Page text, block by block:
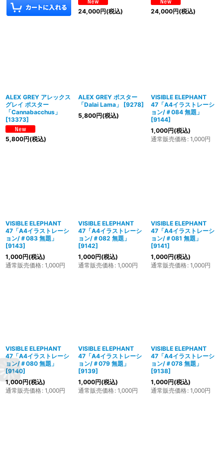
24,000円(税込) 24,000円(税込)
ALEX GREY アレックス
グレイ ポスター
「Cannabacchus」
[13373]
5,800円(税込)
ALEX GREY ポスター
「Dalai Lama」
[9278]
5,800円(税込)
VISIBLE ELEPHANT
47「A4イラストレーシ
ョン/＃084 無題」
[9144]
1,000円(税込)
通常販売価格: 1,000円
VISIBLE ELEPHANT
47「A4イラストレーシ
ョン/＃083 無題」
[9143]
1,000円(税込)
通常販売価格: 1,000円
VISIBLE ELEPHANT
47「A4イラストレーシ
ョン/＃082 無題」
[9142]
1,000円(税込)
通常販売価格: 1,000円
VISIBLE ELEPHANT
47「A4イラストレーシ
ョン/＃081 無題」
[9141]
1,000円(税込)
通常販売価格: 1,000円
VISIBLE ELEPHANT
47「A4イラストレーシ
ョン/＃080 無題」
[9140]
1,000円(税込)
通常販売価格: 1,000円
VISIBLE ELEPHANT
47「A4イラストレーシ
ョン/＃079 無題」
[9139]
1,000円(税込)
通常販売価格: 1,000円
VISIBLE ELEPHANT
47「A4イラストレーシ
ョン/＃078 無題」
[9138]
1,000円(税込)
通常販売価格: 1,000円